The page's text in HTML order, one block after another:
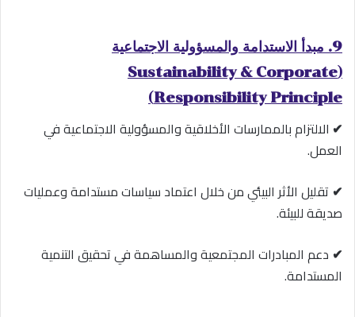
9. مبدأ الاستدامة والمسؤولية الاجتماعية
(Sustainability & Corporate
Responsibility Principle)
✔ الالتزام بالممارسات الأخلاقية والمسؤولية الاجتماعية في
العمل.
✔ تقليل الأثر البيئي من خلال اعتماد سياسات مستدامة وعمليات
صديقة للبيئة.
✔ دعم المبادرات المجتمعية والمساهمة في تحقيق التنمية
المستدامة.